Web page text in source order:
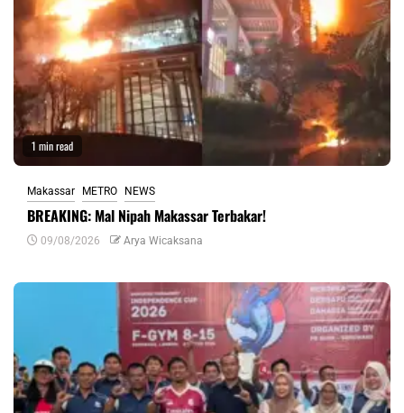
1 min read
Makassar METRO NEWS
BREAKING: Mal Nipah Makassar Terbakar!
09/08/2026 Arya Wicaksana